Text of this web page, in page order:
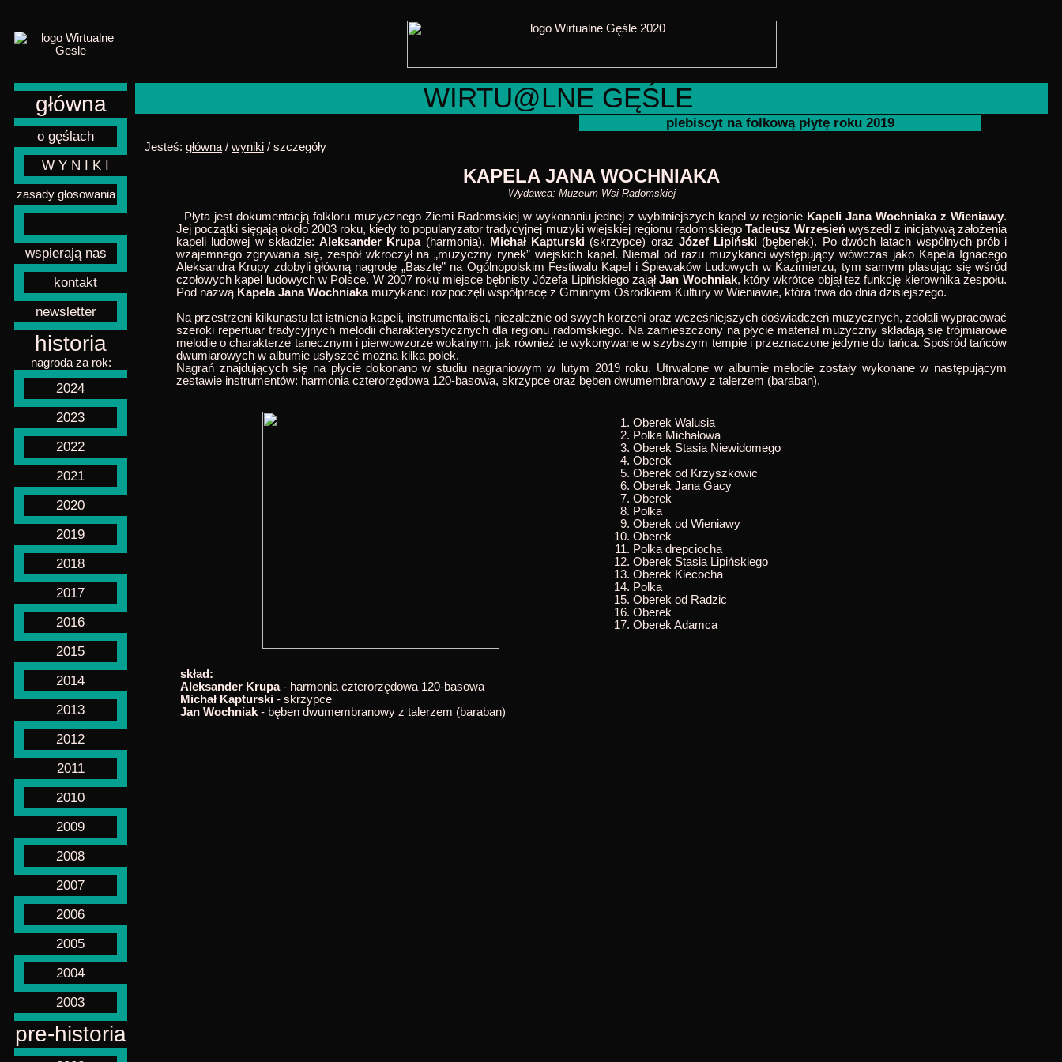
główna
o gęślach
W Y N I K I
zasady głosowania
wspierają nas
kontakt
newsletter
historia
nagroda za rok:
2024
2023
2022
2021
2020
2019
2018
2017
2016
2015
2014
2013
2012
2011
2010
2009
2008
2007
2006
2005
2004
2003
pre-historia
WIRTU@LNE GĘŚLE
plebiscyt na folkową płytę roku 2019
Jesteś: główna / wyniki / szczegóły
KAPELA JANA WOCHNIAKA
Wydawca: Muzeum Wsi Radomskiej
Płyta jest dokumentacją folkloru muzycznego Ziemi Radomskiej w wykonaniu jednej z wybitniejszych kapel w regionie Kapeli Jana Wochniaka z Wieniawy.
Jej początki sięgają około 2003 roku, kiedy to popularyzator tradycyjnej muzyki wiejskiej regionu radomskiego Tadeusz Wrzesieńwyszedł z inicjatywą założenia
kapeli ludowej w składzie:Aleksander Krupa(harmonia), Michał Kapturski (skrzypce) oraz Józef Lipiński (bębenek). Po dwóch latach wspólnych prób i
wzajemnego zgrywania się, zespół wkroczył na „muzyczny rynek” wiejskich kapel. Niemal od razu muzykanci występujący wówczas jako Kapela Ignacego
Aleksandra Krupy zdobyli główną nagrodę „Basztę” na Ogólnopolskim Festiwalu Kapel i Śpiewaków Ludowych w Kazimierzu, tym samym plasując się wśród
czołowych kapel ludowych w Polsce. W 2007 roku miejsce bębnisty Józefa Lipińskiego zająłJan Wochniak, który wkrótce objął też funkcję kierownika zespołu.
Pod nazwą Kapela Jana Wochniakamuzykanci rozpoczęli współpracę z Gminnym Ośrodkiem Kultury w Wieniawie, która trwa do dnia dzisiejszego.
Na przestrzeni kilkunastu lat istnienia kapeli, instrumentaliści, niezależnie od swych korzeni oraz wcześniejszych doświadczeń muzycznych, zdołali wypracować
szeroki repertuar tradycyjnych melodii charakterystycznych dla regionu radomskiego. Na zamieszczony na płycie materiał muzyczny składają się trójmiarowe
melodie o charakterze tanecznym i pierwowzorze wokalnym, jak również te wykonywane w szybszym tempie i przeznaczone jedynie do tańca. Spośród tańców
dwumiarowych w albumie usłyszeć można kilka polek.
Nagrań znajdujących się na płycie dokonano w studiu nagraniowym w lutym 2019 roku. Utrwalone w albumie melodie zostały wykonane w następującym
zestawie instrumentów: harmonia czterorzędowa 120-basowa, skrzypce oraz bęben dwumembranowy z talerzem (baraban).
Oberek Walusia
Polka Michałowa
Oberek Stasia Niewidomego
Oberek
Oberek od Krzyszkowic
Oberek Jana Gacy
Oberek
Polka
Oberek od Wieniawy
Oberek
Polka drepciocha
Oberek Stasia Lipińskiego
Oberek Kiecocha
Polka
Oberek od Radzic
Oberek
Oberek Adamca
skład:
Aleksander Krupa- harmonia czterorzędowa 120-basowa
Michał Kapturski- skrzypce
Jan Wochniak- bęben dwumembranowy z talerzem (baraban)